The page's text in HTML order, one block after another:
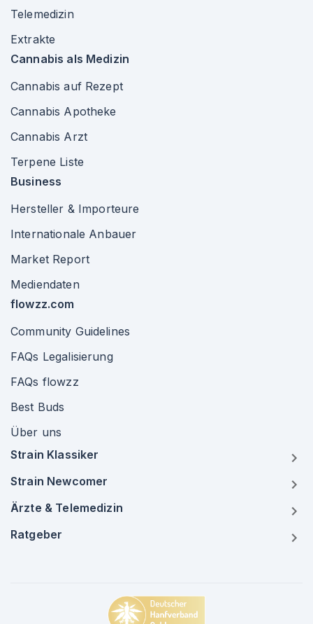
Telemedizin
Extrakte
Cannabis als Medizin
Cannabis auf Rezept
Cannabis Apotheke
Cannabis Arzt
Terpene Liste
Business
Hersteller & Importeure
Internationale Anbauer
Market Report
Mediendaten
flowzz.com
Community Guidelines
FAQs Legalisierung
FAQs flowzz
Best Buds
Über uns
Strain Klassiker
Strain Newcomer
Ärzte & Telemedizin
Ratgeber